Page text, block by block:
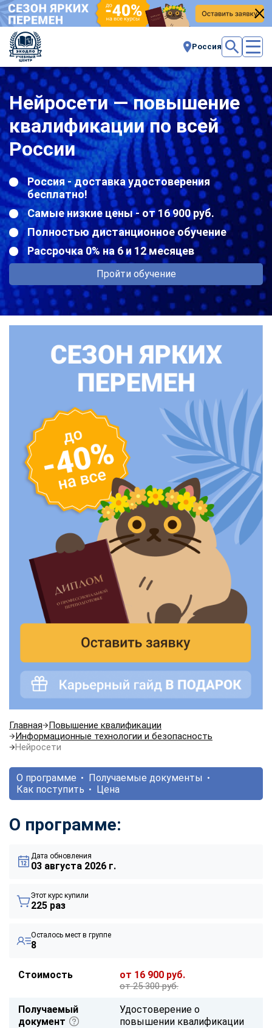
Россия
Нейросети — повышение
квалификации по всей
России
Россия - доставка удостоверения
бесплатно!
Самые низкие цены - от 16 900 руб.
Полностью дистанционное обучение
Рассрочка 0% на 6 и 12 месяцев
Пройти обучение
Главная
Повышение квалификации
Информационные технологии и безопасность
Нейросети
О программе
Получаемые документы
Как поступить
Цена
О программе:
Дата обновления
03 августа 2026 г.
Этот курс купили
225 раз
Осталось мест в группе
8
Стоимость от 16 900 руб.
от 25 300 руб.
Получаемый
документ
Удостоверение о
повышении квалификации